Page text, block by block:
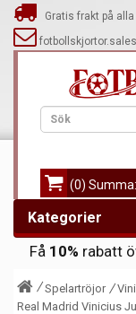
Gratis frakt på
(0)
Kategorier
Få 10% rabatt
Spelartröjor
Real Madrid Vinicius